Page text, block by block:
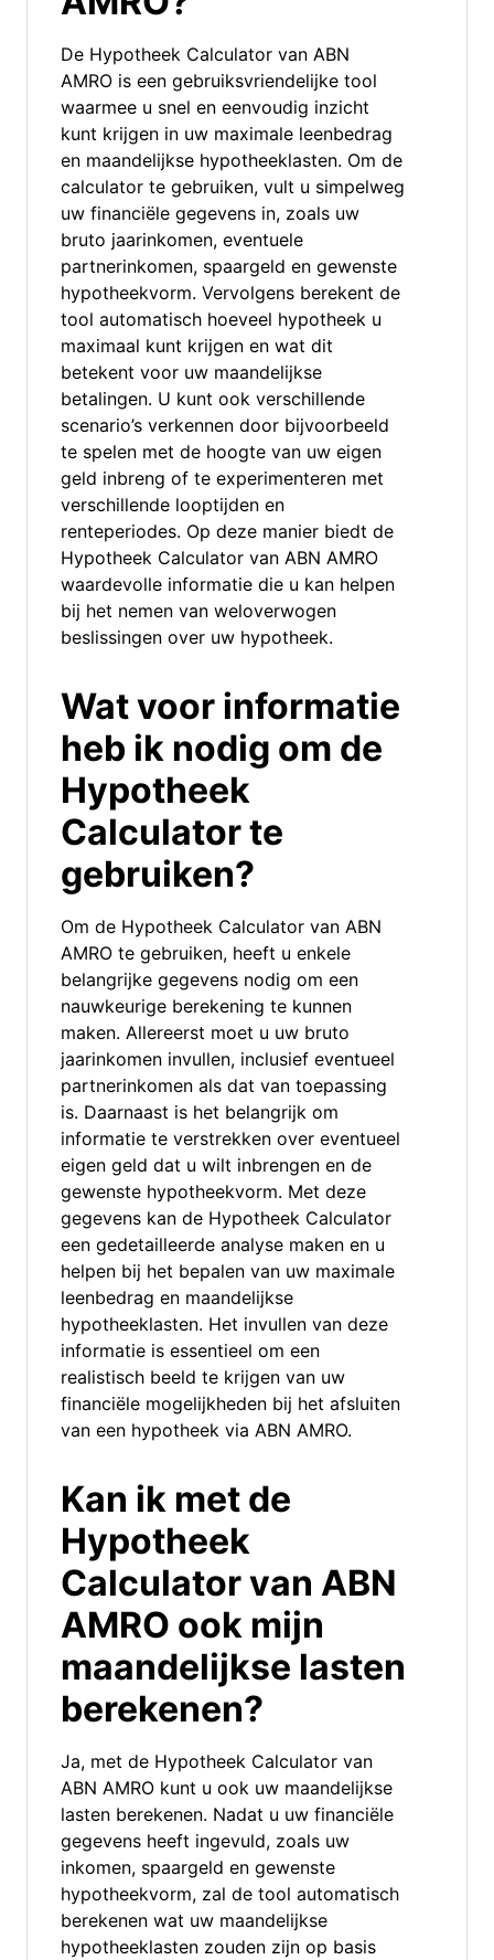
De Hypotheek Calculator van ABN
AMRO is een gebruiksvriendelijke tool
waarmee u snel en eenvoudig inzicht
kunt krijgen in uw maximale leenbedrag
en maandelijkse hypotheeklasten. Om de
calculator te gebruiken, vult u simpelweg
uw financiële gegevens in, zoals uw
bruto jaarinkomen, eventuele
partnerinkomen, spaargeld en gewenste
hypotheekvorm. Vervolgens berekent de
tool automatisch hoeveel hypotheek u
maximaal kunt krijgen en wat dit
betekent voor uw maandelijkse
betalingen. U kunt ook verschillende
scenario’s verkennen door bijvoorbeeld
te spelen met de hoogte van uw eigen
geld inbreng of te experimenteren met
verschillende looptijden en
renteperiodes. Op deze manier biedt de
Hypotheek Calculator van ABN AMRO
waardevolle informatie die u kan helpen
bij het nemen van weloverwogen
beslissingen over uw hypotheek.
Wat voor informatie
heb ik nodig om de
Hypotheek
Calculator te
gebruiken?
Om de Hypotheek Calculator van ABN
AMRO te gebruiken, heeft u enkele
belangrijke gegevens nodig om een
nauwkeurige berekening te kunnen
maken. Allereerst moet u uw bruto
jaarinkomen invullen, inclusief eventueel
partnerinkomen als dat van toepassing
is. Daarnaast is het belangrijk om
informatie te verstrekken over eventueel
eigen geld dat u wilt inbrengen en de
gewenste hypotheekvorm. Met deze
gegevens kan de Hypotheek Calculator
een gedetailleerde analyse maken en u
helpen bij het bepalen van uw maximale
leenbedrag en maandelijkse
hypotheeklasten. Het invullen van deze
informatie is essentieel om een
realistisch beeld te krijgen van uw
financiële mogelijkheden bij het afsluiten
van een hypotheek via ABN AMRO.
Kan ik met de
Hypotheek
Calculator van ABN
AMRO ook mijn
maandelijkse lasten
berekenen?
Ja, met de Hypotheek Calculator van
ABN AMRO kunt u ook uw maandelijkse
lasten berekenen. Nadat u uw financiële
gegevens heeft ingevuld, zoals uw
inkomen, spaargeld en gewenste
hypotheekvorm, zal de tool automatisch
berekenen wat uw maandelijkse
hypotheeklasten zouden zijn op basis